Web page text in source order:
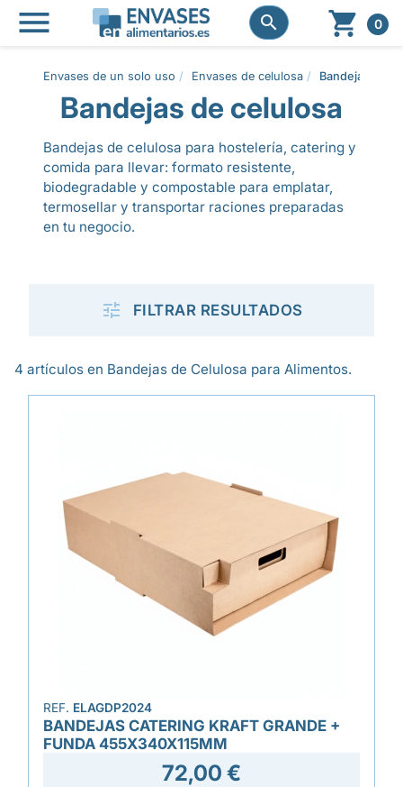
 
  0
Envases de un solo uso Envases de celulosa Bandejas de
Bandejas de celulosa
Bandejas de celulosa para hostelería, catering y
comida para llevar: formato resistente,
biodegradable y compostable para emplatar,
termosellar y transportar raciones preparadas
en tu negocio.
 FILTRAR RESULTADOS
4 artículos en Bandejas de Celulosa para Alimentos.
REF. ELAGDP2024
BANDEJAS CATERING KRAFT GRANDE +
FUNDA 455X340X115MM
72,00 €